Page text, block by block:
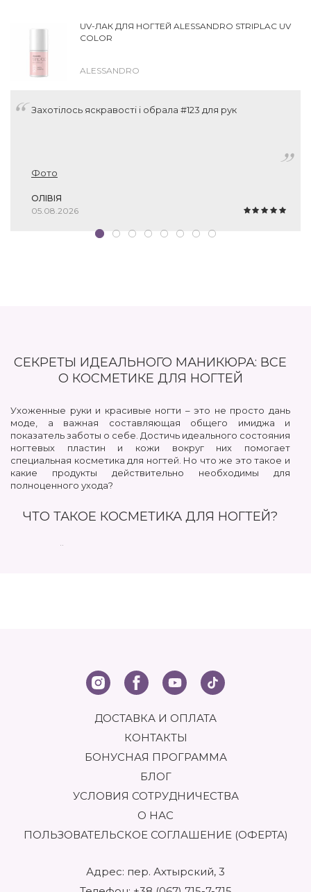
UV-ЛАК ДЛЯ НОГТЕЙ ALESSANDRO STRIPLAC UV
COLOR
ALESSANDRO
Захотілось яскравості і обрала #123 для рук
Фото
ОЛІВІЯ
05.08.2026
СЕКРЕТЫ ИДЕАЛЬНОГО МАНИКЮРА: ВСЕ
О КОСМЕТИКЕ ДЛЯ НОГТЕЙ
Ухоженные руки и красивые ногти – это не просто дань
моде, а важная составляющая общего имиджа и
показатель заботы о себе. Достичь идеального состояния
ногтевых пластин и кожи вокруг них помогает
специальная косметика для ногтей. Но что же это такое и
какие продукты действительно необходимы для
полноценного ухода?
ЧТО ТАКОЕ КОСМЕТИКА ДЛЯ НОГТЕЙ?
По своей сути, это целая категория продуктов,
арсенал таких продуктов позволяет решить множество
проблем: от ломкости и расслаивания до сухости
кутикулы и неравномерного цвета ногтевой пластины.
только превосходный внешний вид маникюра, но и
здоровье самих ногтей в долгосрочной перспективе.
НОГТЯМИ?
Для комплексного ухода и создания безупречного
продуктов. Во-первых, это средства для подготовки
ногтем и продлевают стойкость маникюра. Во-вторых, не
ДОСТАВКА И ОПЛАТА
КОНТАКТЫ
БОНУСНАЯ ПРОГРАММА
БЛОГ
УСЛОВИЯ СОТРУДНИЧЕСТВА
О НАС
ПОЛЬЗОВАТЕЛЬСКОЕ СОГЛАШЕНИЕ (ОФЕРТА)
Адрес: пер. Ахтырский, 3